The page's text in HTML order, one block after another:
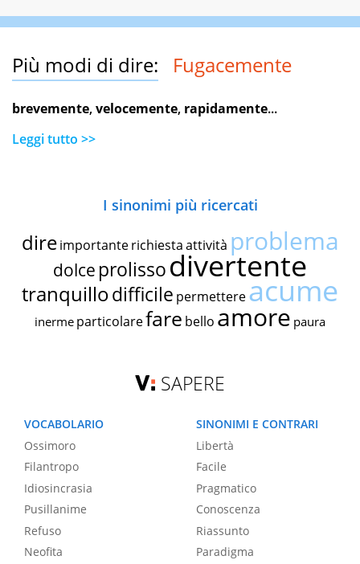
Più modi di dire: Fugacemente
brevemente,velocemente, rapidamente...
Leggi tutto >>
I sinonimi più ricercati
dire importante richiestaattività problema
dolce prolissodivertente
tranquillodifficile permettereacume
inerme particolarefare bello amore paura
SAPERE
VOCABOLARIO
Ossimoro
Filantropo
Idiosincrasia
Pusillanime
Refuso
Neofita
SINONIMI E CONTRARI
Libertà
Facile
Pragmatico
Conoscenza
Riassunto
Paradigma